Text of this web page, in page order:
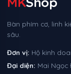
Bàn phím cơ, linh
sâu.
Đơn vị: Hộ kinh
Đại diện: Mai Ngọc